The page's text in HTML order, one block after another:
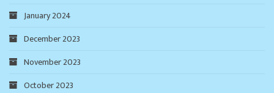
January 2024
December 2023
November 2023
October 2023